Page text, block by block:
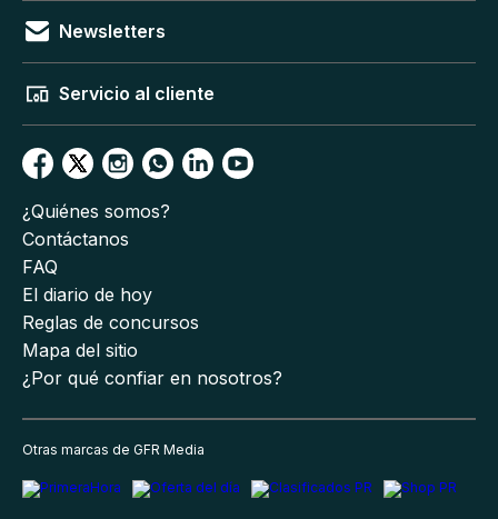
Newsletters
Servicio al cliente
¿Quiénes somos?
Contáctanos
FAQ
El diario de hoy
Reglas de concursos
Mapa del sitio
¿Por qué confiar en nosotros?
Otras marcas de GFR Media